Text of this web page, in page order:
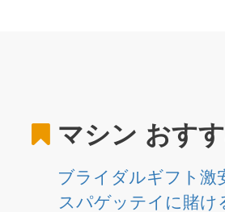
マシン おす
ブライダルギフト激
スパゲッテイに賭け